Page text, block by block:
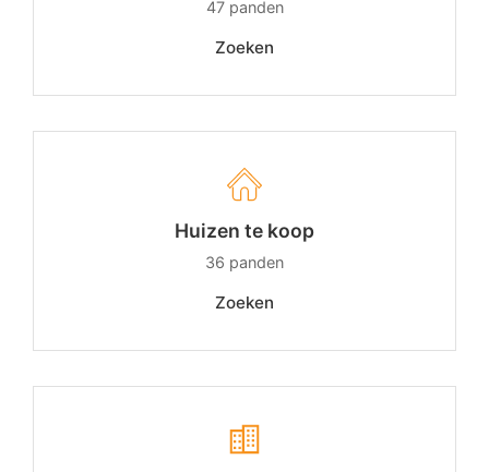
47 panden
Zoeken
Huizen te koop
36 panden
Zoeken